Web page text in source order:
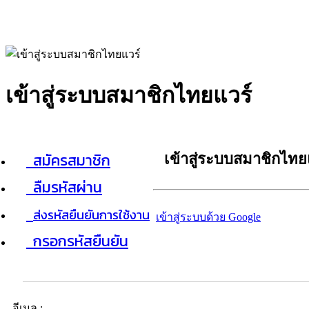
เข้าสู่ระบบสมาชิกไทยแวร์
สมัครสมาชิก
ลืมรหัสผ่าน
ส่งรหัสยืนยันการใช้งาน
กรอกรหัสยืนยัน
เข้าสู่ระบบสมาชิกไท
เข้าสู่ระบบด้วย Google